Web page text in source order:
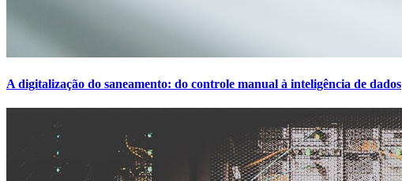
A digitalização do saneamento: do controle manual à inteligência de dados